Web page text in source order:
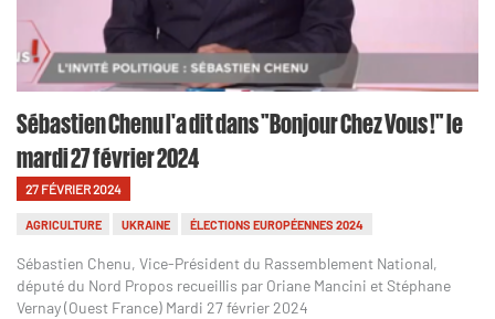
Sébastien Chenu l'a dit dans "Bonjour Chez Vous !" le
mardi 27 février 2024
27 FÉVRIER 2024
AGRICULTURE UKRAINE ÉLECTIONS EUROPÉENNES 2024
Sébastien Chenu, Vice-Président du Rassemblement National,
député du Nord Propos recueillis par Oriane Mancini et Stéphane
Vernay (Ouest France) Mardi 27 février 2024